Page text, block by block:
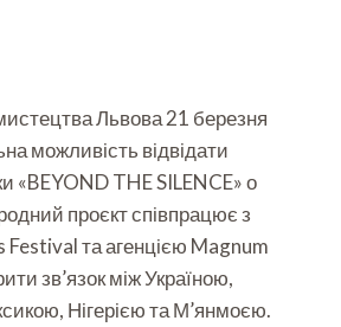
Львова 21 березня
можливість відвідати
«BEYOND THE SILENCE» о
проєкт співпрацює з
та агенцією Magnum
зв’язок між Україною,
Нігерією та М’янмоєю.